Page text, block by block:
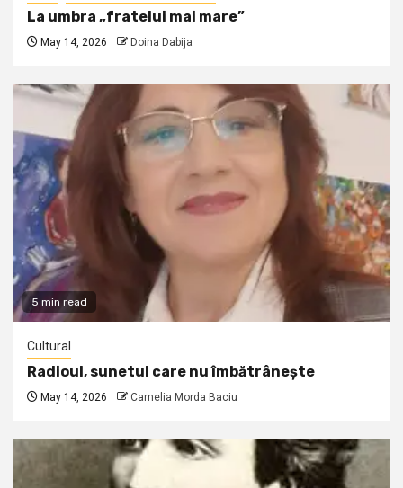
La umbra „fratelui mai mare”
May 14, 2026 Doina Dabija
5 min read
Cultural
Radioul, sunetul care nu îmbătrânește
May 14, 2026 Camelia Morda Baciu